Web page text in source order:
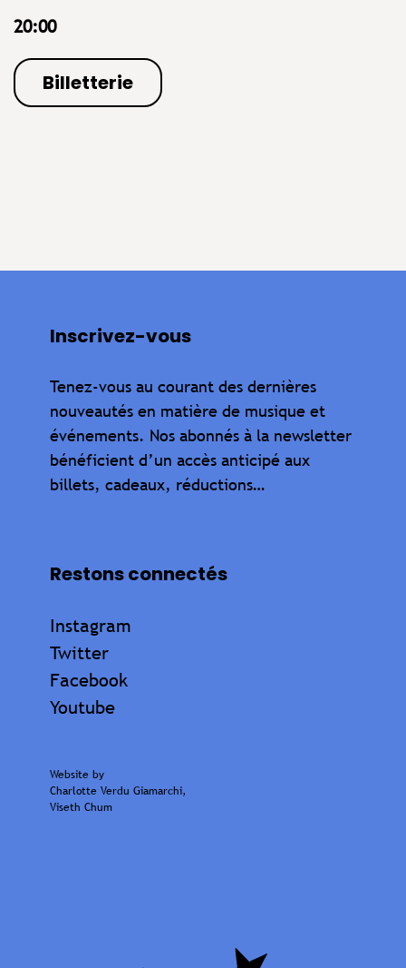
20:00
Billetterie
Inscrivez-vous
Tenez-vous au courant des dernières
nouveautés en matière de musique et
événements. Nos abonnés à la newsletter
bénéficient d’un accès anticipé aux
billets, cadeaux, réductions…
Restons connectés
Instagram
Twitter
Facebook
Youtube
Website by
Charlotte Verdu Giamarchi,
Viseth Chum